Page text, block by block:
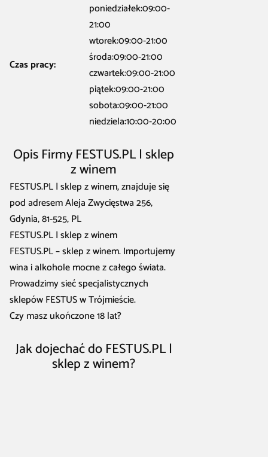
Czas pracy:
poniedziałek:09:00-
21:00
wtorek:09:00-21:00
środa:09:00-21:00
czwartek:09:00-21:00
piątek:09:00-21:00
sobota:09:00-21:00
niedziela:10:00-20:00
Opis Firmy FESTUS.PL | sklep
z winem
FESTUS.PL | sklep z winem, znajduje się
pod adresem Aleja Zwycięstwa 256,
Gdynia, 81-525, PL
FESTUS.PL | sklep z winem
FESTUS.PL – sklep z winem. Importujemy
wina i alkohole mocne z całego świata.
Prowadzimy sieć specjalistycznych
sklepów FESTUS w Trójmieście.
Czy masz ukończone 18 lat?
Jak dojechać do FESTUS.PL |
sklep z winem?